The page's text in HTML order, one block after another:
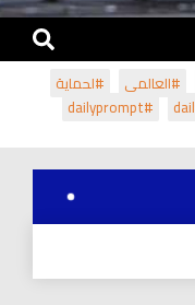
#العالمي
#لحماية
#dailyprompt